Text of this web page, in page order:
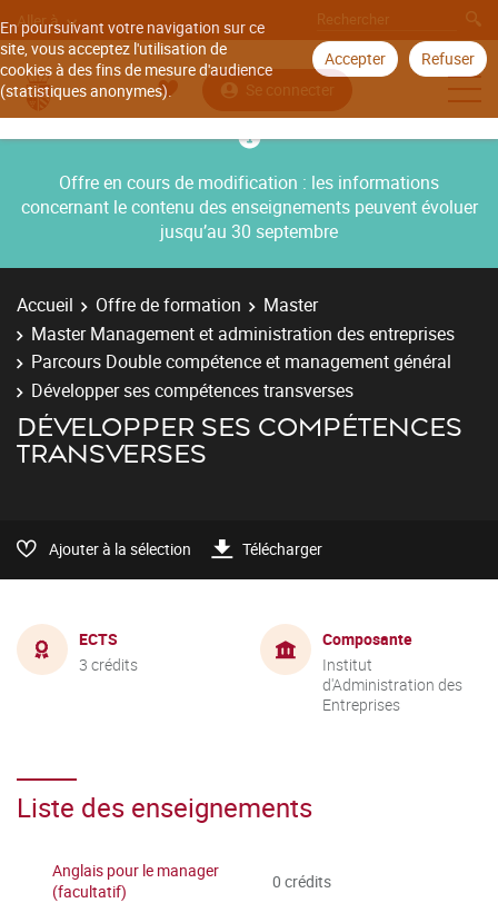
En poursuivant votre navigation sur ce
site, vous acceptez l'utilisation de
cookies à des fins de mesure d'audience
(statistiques anonymes).
Accepter Refuser
Aller à
Se connecter
Offre en cours de modification : les informations
concernant le contenu des enseignements peuvent évoluer
jusqu’au 30 septembre
Accueil Offre de formation
Master
Master Management et administration des entreprises
Parcours Double compétence et management général
Développer ses compétences transverses
DÉVELOPPER SES COMPÉTENCES
TRANSVERSES
Ajouter à la sélection Télécharger
ECTS
3 crédits
Composante
Institut
d'Administration des
Entreprises
Liste des enseignements
Anglais pour le manager
(facultatif)
0 crédits